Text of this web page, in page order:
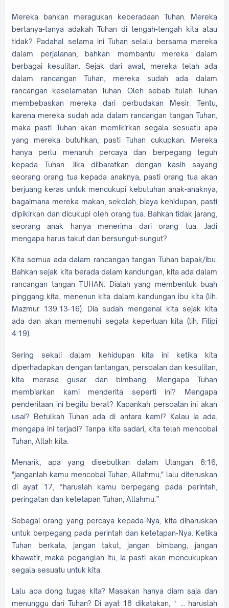
Mereka bahkan meragukan keberadaan Tuhan. Mereka
bertanya-tanya adakah Tuhan di tengah-tengah kita atau
tidak? Padahal selama ini Tuhan selalu bersama mereka
dalam perjalanan, bahkan membantu mereka dalam
berbagai kesulitan. Sejak dari awal, mereka telah ada
dalam rancangan Tuhan, mereka sudah ada dalam
rancangan keselamatan Tuhan. Oleh sebab itulah Tuhan
membebaskan mereka dari perbudakan Mesir. Tentu,
karena mereka sudah ada dalam rancangan tangan Tuhan,
maka pasti Tuhan akan memikirkan segala sesuatu apa
yang mereka butuhkan, pasti Tuhan cukupkan. Mereka
hanya perlu menaruh percaya dan berpegang teguh
kepada Tuhan. Jika diibaratkan dengan kasih sayang
seorang orang tua kepada anaknya, pasti orang tua akan
berjuang keras untuk mencukupi kebutuhan anak-anaknya,
bagaimana mereka makan, sekolah, biaya kehidupan, pasti
dipikirkan dan dicukupi oleh orang tua. Bahkan tidak jarang,
seorang anak hanya menerima dari orang tua. Jadi
mengapa harus takut dan bersungut-sungut?
Kita semua ada dalam rancangan tangan Tuhan bapak/ibu.
Bahkan sejak kita berada dalam kandungan, kita ada dalam
rancangan tangan TUHAN. Dialah yang membentuk buah
pinggang kita, menenun kita dalam kandungan ibu kita (lih.
Mazmur 139:13-16). Dia sudah mengenal kita sejak kita
ada dan akan memenuhi segala keperluan kita (lih. Filipi
4:19).
Sering sekali dalam kehidupan kita ini ketika kita
diperhadapkan dengan tantangan, persoalan dan kesulitan,
kita merasa gusar dan bimbang. Mengapa Tuhan
membiarkan kami menderita seperti ini? Mengapa
penderitaan ini begitu berat? Kapankah persoalan ini akan
usai? Betulkah Tuhan ada di antara kami? Kalau Ia ada,
mengapa ini terjadi? Tanpa kita sadari, kita telah mencobai
Tuhan, Allah kita.
Menarik, apa yang disebutkan dalam Ulangan 6:16,
"janganlah kamu mencobai Tuhan, Allahmu," lalu diteruskan
di ayat 17, “haruslah kamu berpegang pada perintah,
peringatan dan ketetapan Tuhan, Allahmu.”
Sebagai orang yang percaya kepada-Nya, kita diharuskan
untuk berpegang pada perintah dan ketetapan-Nya. Ketika
Tuhan berkata, jangan takut, jangan bimbang, jangan
khawatir, maka peganglah itu, Ia pasti akan mencukupkan
segala sesuatu untuk kita.
Lalu apa dong tugas kita? Masakan hanya diam saja dan
menunggu dari Tuhan? Di ayat 18 dikatakan, “ ... haruslah